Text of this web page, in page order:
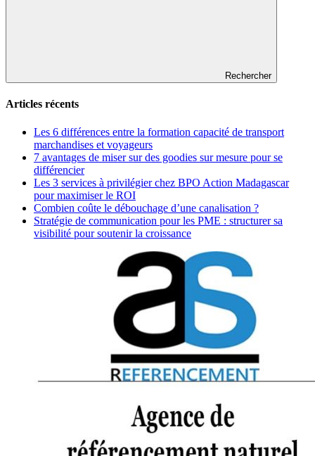
Rechercher
Articles récents
Les 6 différences entre la formation capacité de transport
marchandises et voyageurs
7 avantages de miser sur des goodies sur mesure pour se
différencier
Les 3 services à privilégier chez BPO Action Madagascar
pour maximiser le ROI
Combien coûte le débouchage d’une canalisation ?
Stratégie de communication pour les PME : structurer sa
visibilité pour soutenir la croissance